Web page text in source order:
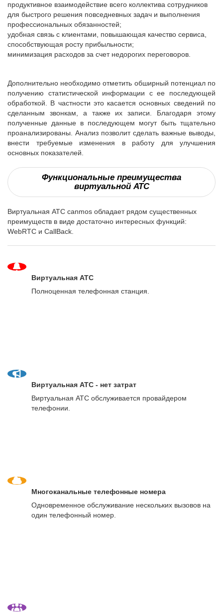
продуктивное взаимодействие всего коллектива сотрудников
для быстрого решения повседневных задач и выполнения
профессиональных обязанностей;
удобная связь с клиентами, повышающая качество сервиса,
способствующая росту прибыльности;
минимизация расходов за счет недорогих переговоров.
Дополнительно необходимо отметить обширный потенциал по
получению статистической информации с ее последующей
обработкой. В частности это касается основных сведений по
сделанным звонкам, а также их записи. Благодаря этому
полученные данные в последующем могут быть тщательно
проанализированы. Анализ позволит сделать важные выводы,
внести требуемые изменения в работу для улучшения
основных показателей.
Функциональные преимущества
виртуальной АТС
Виртуальная АТС canmos обладает рядом существенных
преимуществ в виде достаточно интересных функций:
WebRTC и CallBack.
Виртуальная АТС
Полноценная телефонная станция.
Виртуальная АТС - нет затрат
Виртуальная АТС обслуживается провайдером
телефонии.
Многоканальные телефонные номера
Одновременное обслуживание нескольких вызовов на
один телефонный номер.